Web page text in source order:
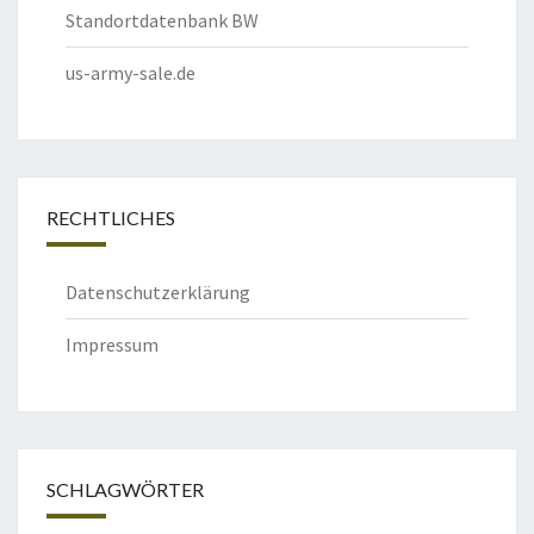
Standortdatenbank BW
us-army-sale.de
RECHTLICHES
Datenschutzerklärung
Impressum
SCHLAGWÖRTER